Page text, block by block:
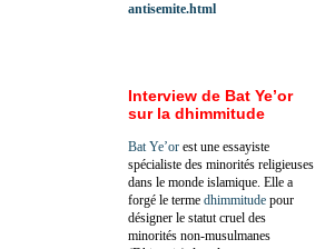
antisemite.html
Interview de Bat Ye’or
sur la dhimmitude
Bat Ye’or est une essayiste
spécialiste des minorités religieuses
dans le monde islamique. Elle a
forgé le terme dhimmitude pour
désigner le statut cruel des
minorités non-musulmanes